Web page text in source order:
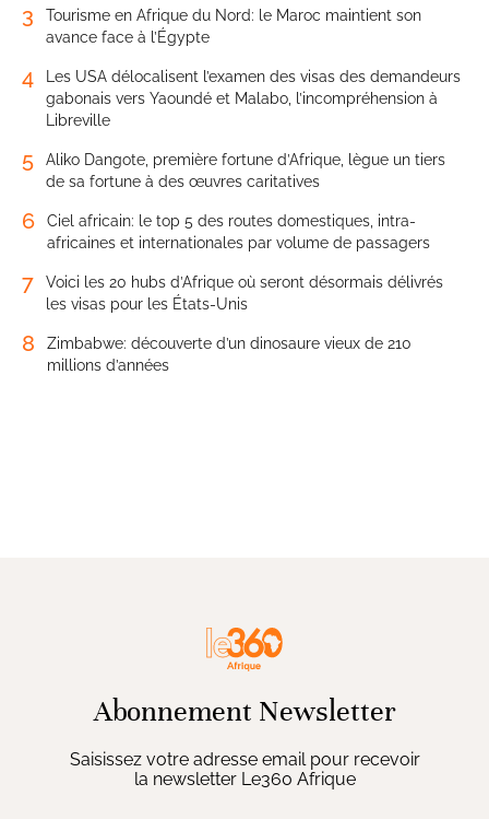
3
Tourisme en Afrique du Nord: le Maroc maintient son
avance face à l’Égypte
4
Les USA délocalisent l’examen des visas des demandeurs
gabonais vers Yaoundé et Malabo, l’incompréhension à
Libreville
5
Aliko Dangote, première fortune d’Afrique, lègue un tiers
de sa fortune à des œuvres caritatives
6
Ciel africain: le top 5 des routes domestiques, intra-
africaines et internationales par volume de passagers
7
Voici les 20 hubs d’Afrique où seront désormais délivrés
les visas pour les États-Unis
8
Zimbabwe: découverte d’un dinosaure vieux de 210
millions d’années
Abonnement Newsletter
Saisissez votre adresse email pour recevoir
la newsletter Le360 Afrique